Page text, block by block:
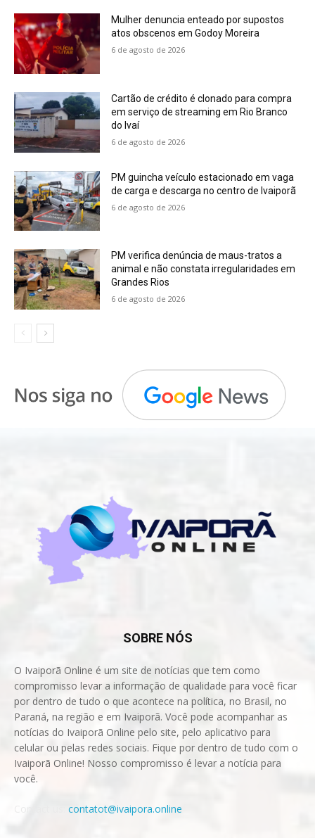
Mulher denuncia enteado por supostos
atos obscenos em Godoy Moreira
6 de agosto de 2026
Cartão de crédito é clonado para compra
em serviço de streaming em Rio Branco
do Ivaí
6 de agosto de 2026
PM guincha veículo estacionado em vaga
de carga e descarga no centro de Ivaiporã
6 de agosto de 2026
PM verifica denúncia de maus-tratos a
animal e não constata irregularidades em
Grandes Rios
6 de agosto de 2026
SOBRE NÓS
O Ivaiporã Online é um site de notícias que tem como
compromisso levar a informação de qualidade para você ficar
por dentro de tudo o que acontece na política, no Brasil, no
Paraná, na região e em Ivaiporã. Você pode acompanhar as
notícias do Ivaiporã Online pelo site, pelo aplicativo para
celular ou pelas redes sociais. Fique por dentro de tudo com o
Ivaiporã Online! Nosso compromisso é levar a notícia para
você.
contatot@ivaipora.online